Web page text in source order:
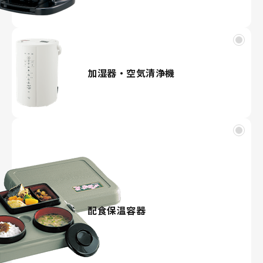
加湿器・空気清浄機
配食保温容器